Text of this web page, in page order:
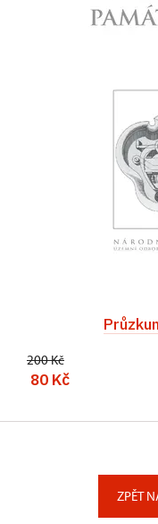
200 Kč
80 Kč
ZPĚT